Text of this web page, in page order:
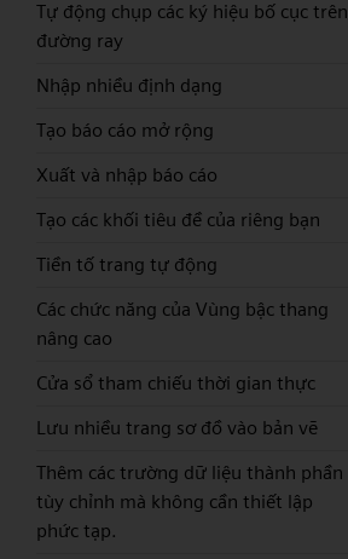
Tự động chụp các ký hiệu bố cục trên
đường ray
Nhập nhiều định dạng
Tạo báo cáo mở rộng
Xuất và nhập báo cáo
Tạo các khối tiêu đề của riêng bạn
Tiền tố trang tự động
Các chức năng của Vùng bậc thang
nâng cao
Cửa sổ tham chiếu thời gian thực
Lưu nhiều trang sơ đồ vào bản vẽ
Thêm các trường dữ liệu thành phần
tùy chỉnh mà không cần thiết lập
phức tạp.